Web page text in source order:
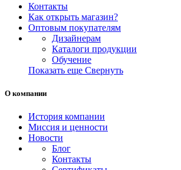
Контакты
Как открыть магазин?
Оптовым покупателям
Дизайнерам
Каталоги продукции
Обучение
Показать еще Свернуть
О компании
История компании
Миссия и ценности
Новости
Блог
Контакты